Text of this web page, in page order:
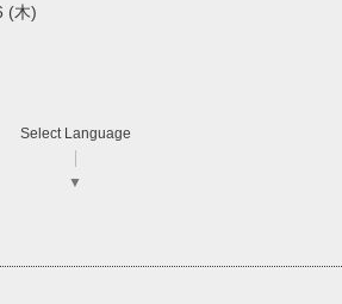
(木)
Select Language
▼